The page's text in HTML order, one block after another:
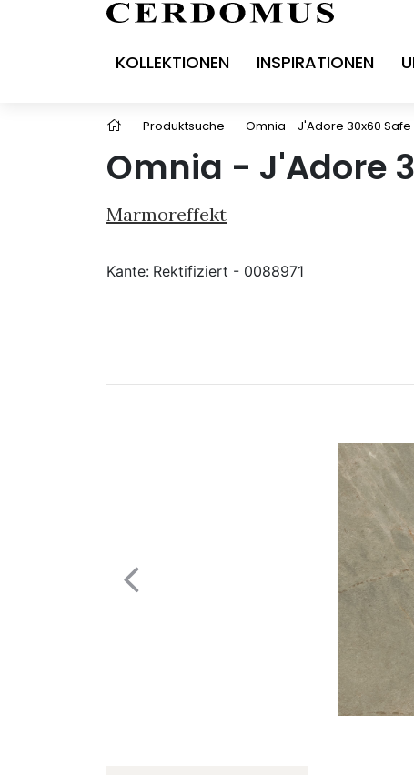
KOLLEKTIONEN INSPIRATIONEN
- Produktsuche - Omnia - J'Adore 30x60 Safe
Omnia - J'Adore
Marmoreffekt
Kante: Rektifiziert - 0088971